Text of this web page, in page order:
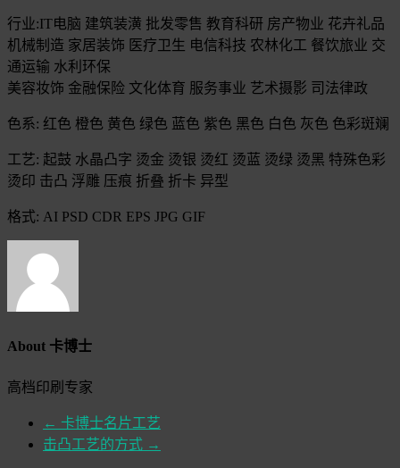
行业:IT电脑 建筑装潢 批发零售 教育科研 房产物业 花卉礼品
机械制造 家居装饰 医疗卫生 电信科技 农林化工 餐饮旅业 交
通运输 水利环保
美容妆饰 金融保险 文化体育 服务事业 艺术摄影 司法律政
色系: 红色 橙色 黄色 绿色 蓝色 紫色 黑色 白色 灰色 色彩斑斓
工艺: 起鼓 水晶凸字 烫金 烫银 烫红 烫蓝 烫绿 烫黑 特殊色彩
烫印 击凸 浮雕 压痕 折叠 折卡 异型
格式: AI PSD CDR EPS JPG GIF
About 卡博士
高档印刷专家
← 卡博士名片工艺
击凸工艺的方式 →